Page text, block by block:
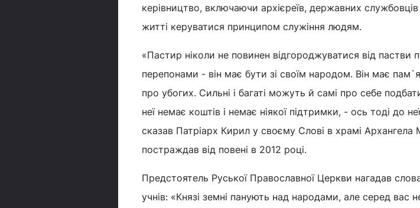
керівництво, включаючи архієреїв, державних
житті керуватися принципом служіння людям.
«Пастир ніколи не повинен відгороджуватися від
перепонами - він має бути зі своїм народом. Він має
про убогих. Сильні і багаті можуть й самі про себе
неї немає коштів і немає ніякої підтримки, - ось тоді до
сказав Патріарх Кирил у своєму Слові в храмі
постраждав від повені в 2012 році.
Предстоятель Руської Православної Церкви нагадав
учнів: «Князі земні панують над народами, але серед вас